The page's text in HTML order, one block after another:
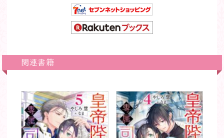
関連書籍